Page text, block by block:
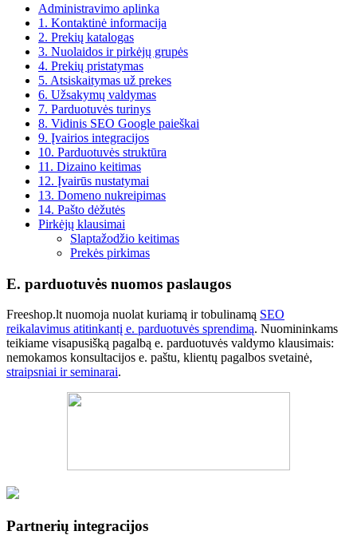
Administravimo aplinka
1. Kontaktinė informacija
2. Prekių katalogas
3. Nuolaidos ir pirkėjų grupės
4. Prekių pristatymas
5. Atsiskaitymas už prekes
6. Užsakymų valdymas
7. Parduotuvės turinys
8. Vidinis SEO Google paieškai
9. Įvairios integracijos
10. Parduotuvės struktūra
11. Dizaino keitimas
12. Įvairūs nustatymai
13. Domeno nukreipimas
14. Pašto dėžutės
Pirkėjų klausimai
Slaptažodžio keitimas
Prekės pirkimas
E. parduotuvės nuomos paslaugos
Freeshop.lt nuomoja nuolat kuriamą ir tobulinamą SEO
reikalavimus atitinkantį e. parduotuvės sprendimą. Nuomininkams
teikiame visapusišką pagalbą e. parduotuvės valdymo klausimais:
nemokamos konsultacijos e. paštu, klientų pagalbos svetainė,
straipsniai ir seminarai.
Partnerių integracijos